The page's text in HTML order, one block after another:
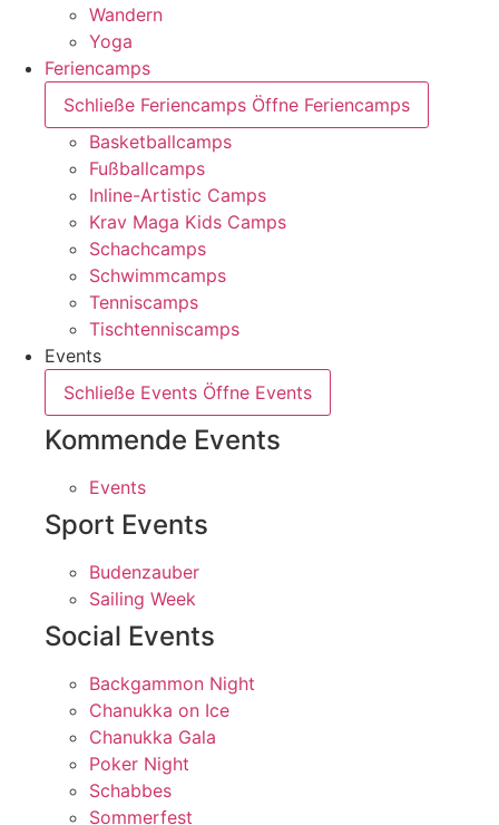
Wandern
Yoga
Feriencamps
Schließe Feriencamps Öffne Feriencamps
Basketballcamps
Fußballcamps
Inline-Artistic Camps
Krav Maga Kids Camps
Schachcamps
Schwimmcamps
Tenniscamps
Tischtenniscamps
Events
Schließe Events Öffne Events
Kommende Events
Events
Sport Events
Budenzauber
Sailing Week
Social Events
Backgammon Night
Chanukka on Ice
Chanukka Gala
Poker Night
Schabbes
Sommerfest